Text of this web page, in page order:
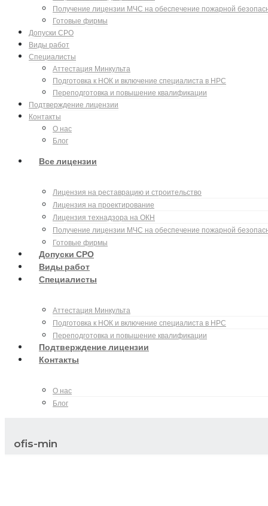
Получение лицензии МЧС на обеспечение пожарной
Готовые фирмы
Допуски СРО
Виды работ
Специалисты
Аттестация Минкульта
Подготовка к НОК и включение специалиста в НРС
Переподготовка и повышение квалификации
Подтверждение лицензии
Контакты
О нас
Блог
Все лицензии
Лицензия на реставрацию и строительство
Лицензия на проектирование
Лицензия технадзора на ОКН
Получение лицензии МЧС на обеспечение пожарной
Готовые фирмы
Допуски СРО
Виды работ
Специалисты
Аттестация Минкульта
Подготовка к НОК и включение специалиста в НРС
Переподготовка и повышение квалификации
Подтверждение лицензии
Контакты
О нас
Блог
ofis-min